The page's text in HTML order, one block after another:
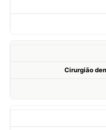
Cirurgião